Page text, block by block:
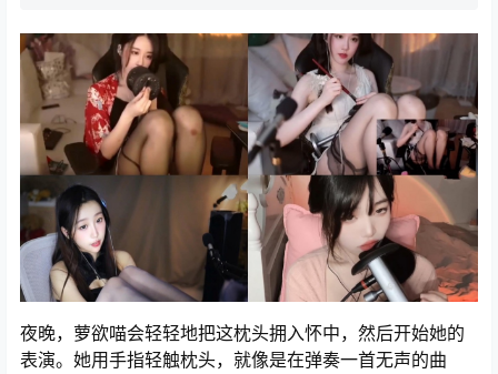
夜晚，萝欲喵会轻轻地把这枕头拥入怀中，然后开始她的
表演。她用手指轻触枕头，就像是在弹奏一首无声的曲